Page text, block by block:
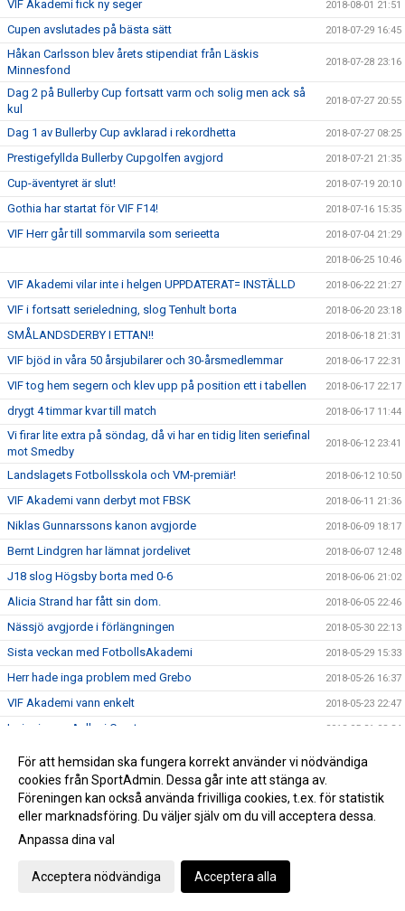
VIF Akademi fick ny seger 2018-08-01 21:51
Cupen avslutades på bästa sätt 2018-07-29 16:45
Håkan Carlsson blev årets stipendiat från Läskis
Minnesfond
2018-07-28 23:16
Dag 2 på Bullerby Cup fortsatt varm och solig men ack så
kul
2018-07-27 20:55
Dag 1 av Bullerby Cup avklarad i rekordhetta 2018-07-27 08:25
Prestigefyllda Bullerby Cupgolfen avgjord 2018-07-21 21:35
Cup-äventyret är slut! 2018-07-19 20:10
Gothia har startat för VIF F14! 2018-07-16 15:35
VIF Herr går till sommarvila som serieetta 2018-07-04 21:29
2018-06-25 10:46
VIF Akademi vilar inte i helgen UPPDATERAT= INSTÄLLD 2018-06-22 21:27
VIF i fortsatt serieledning, slog Tenhult borta 2018-06-20 23:18
SMÅLANDSDERBY I ETTAN!! 2018-06-18 21:31
VIF bjöd in våra 50 årsjubilarer och 30-årsmedlemmar 2018-06-17 22:31
VIF tog hem segern och klev upp på position ett i tabellen 2018-06-17 22:17
drygt 4 timmar kvar till match 2018-06-17 11:44
Vi firar lite extra på söndag, då vi har en tidig liten seriefinal
mot Smedby
2018-06-12 23:41
Landslagets Fotbollsskola och VM-premiär! 2018-06-12 10:50
VIF Akademi vann derbyt mot FBSK 2018-06-11 21:36
Niklas Gunnarssons kanon avgjorde 2018-06-09 18:17
Bernt Lindgren har lämnat jordelivet 2018-06-07 12:48
J18 slog Högsby borta med 0-6 2018-06-06 21:02
Alicia Strand har fått sin dom. 2018-06-05 22:46
Nässjö avgjorde i förlängningen 2018-05-30 22:13
Sista veckan med FotbollsAkademi 2018-05-29 15:33
Herr hade inga problem med Grebo 2018-05-26 16:37
VIF Akademi vann enkelt 2018-05-23 22:47
Invigning av Asllani Court 2018-05-21 08:34
Niklas Gunnarssons tidiga mål räckte inte 2018-05-19 22:10
TjejTruppen laddade upp inför invigningen av Asllani Court
Gurra matchhjälte idag i derbyt mot H/M 2018-05-11 23:10
Boston vann div 6-derbyt mot VIF Akademi
För att hemsidan ska fungera korrekt använder vi nödvändiga
cookies från SportAdmin. Dessa går inte att stänga av.
Föreningen kan också använda frivilliga cookies, t.ex. för statistik
eller marknadsföring. Du väljer själv om du vill acceptera dessa.
Anpassa dina val
Acceptera nödvändiga Acceptera alla